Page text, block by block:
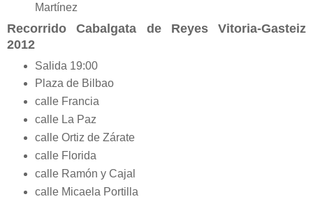
Martínez
Recorrido Cabalgata de Reyes Vitoria-Gasteiz
2012
Salida 19:00
Plaza de Bilbao
calle Francia
calle La Paz
calle Ortiz de Zárate
calle Florida
calle Ramón y Cajal
calle Micaela Portilla